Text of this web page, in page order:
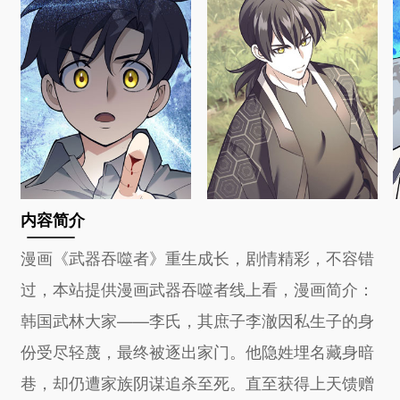
内容简介
漫画《武器吞噬者》重生成长，剧情精彩，不容错
过，本站提供漫画武器吞噬者线上看，漫画简介：
韩国武林大家——李氏，其庶子李澈因私生子的身
份受尽轻蔑，最终被逐出家门。他隐姓埋名藏身暗
巷，却仍遭家族阴谋追杀至死。直至获得上天馈赠